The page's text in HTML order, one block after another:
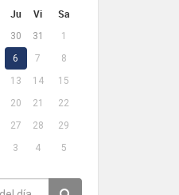
Ju Vi Sa
30 31
1
6 7
8
13 14
15
20 21
22
27 28
29
3 4 5